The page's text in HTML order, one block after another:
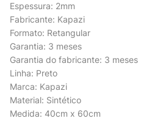
Espessura: 2mm
Fabricante: Kapazi
Formato: Retangular
Garantia: 3 meses
Garantia do fabricante: 3 meses
Linha: Preto
Marca: Kapazi
Material: Sintético
Medida: 40cm x 60cm